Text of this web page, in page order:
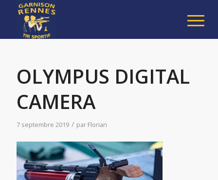
OLYMPUS DIGITAL
CAMERA
7 septembre 2019 / par Florian